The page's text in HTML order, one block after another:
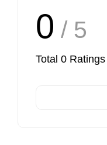
0 / 5
Total 0 Ratings